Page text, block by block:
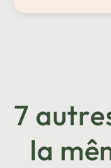
7
la